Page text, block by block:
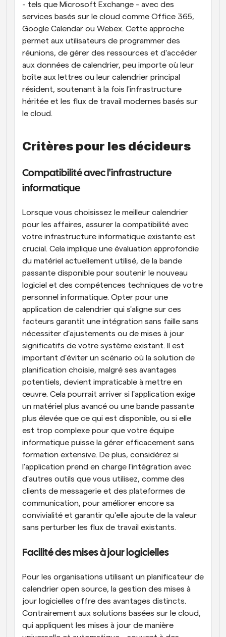
- tels que Microsoft Exchange - avec des
services basés sur le cloud comme Office 365,
Google Calendar ou Webex. Cette approche
permet aux utilisateurs de programmer des
réunions, de gérer des ressources et d'accéder
aux données de calendrier, peu importe où leur
boîte aux lettres ou leur calendrier principal
résident, soutenant à la fois l'infrastructure
héritée et les flux de travail modernes basés sur
le cloud.
Critères pour les décideurs
Compatibilité avec l'infrastructure
informatique
Lorsque vous choisissez le meilleur calendrier
pour les affaires, assurer la compatibilité avec
votre infrastructure informatique existante est
crucial. Cela implique une évaluation approfondie
du matériel actuellement utilisé, de la bande
passante disponible pour soutenir le nouveau
logiciel et des compétences techniques de votre
personnel informatique. Opter pour une
application de calendrier qui s'aligne sur ces
facteurs garantit une intégration sans faille sans
nécessiter d'ajustements ou de mises à jour
significatifs de votre système existant. Il est
important d'éviter un scénario où la solution de
planification choisie, malgré ses avantages
potentiels, devient impraticable à mettre en
œuvre. Cela pourrait arriver si l'application exige
un matériel plus avancé ou une bande passante
plus élevée que ce qui est disponible, ou si elle
est trop complexe pour que votre équipe
informatique puisse la gérer efficacement sans
formation extensive. De plus, considérez si
l'application prend en charge l'intégration avec
d'autres outils que vous utilisez, comme des
clients de messagerie et des plateformes de
communication, pour améliorer encore sa
convivialité et garantir qu'elle ajoute de la valeur
sans perturber les flux de travail existants.
Facilité des mises à jour logicielles
Pour les organisations utilisant un planificateur de
calendrier open source, la gestion des mises à
jour logicielles offre des avantages distincts.
Contrairement aux solutions basées sur le cloud,
qui appliquent les mises à jour de manière